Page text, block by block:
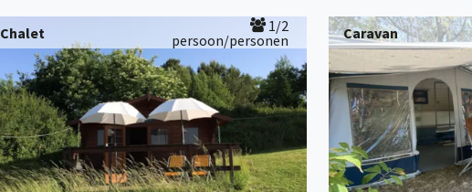
Chalet
1/2
persoon/personen
Caravan